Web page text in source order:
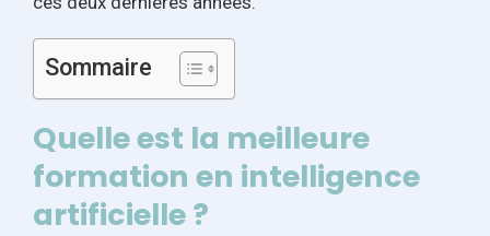
Sommaire
Quelle est la meilleure
formation en intelligence
artificielle ?